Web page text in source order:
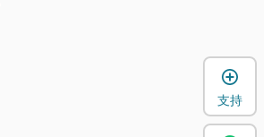
支持